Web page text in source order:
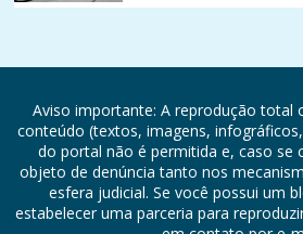
Aviso importante: A reprodução total
conteúdo (textos, imagens,
do portal não é permitida e, caso se
objeto de denúncia tanto nos
esfera judicial. Se você possui um
estabelecer uma parceria para